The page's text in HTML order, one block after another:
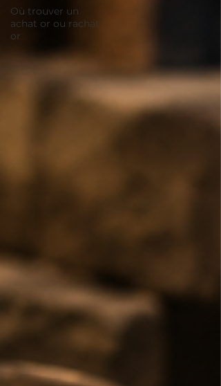
Où trouver un
achat or ou rachat
or